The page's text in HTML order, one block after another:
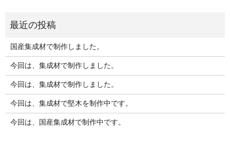
国産集成材で制作しました。
今回は、集成材で制作しました。
今回は、集成材で制作しました。
今回は、集成材で堅木を制作中です。
今回は、国産集成材で制作中です。